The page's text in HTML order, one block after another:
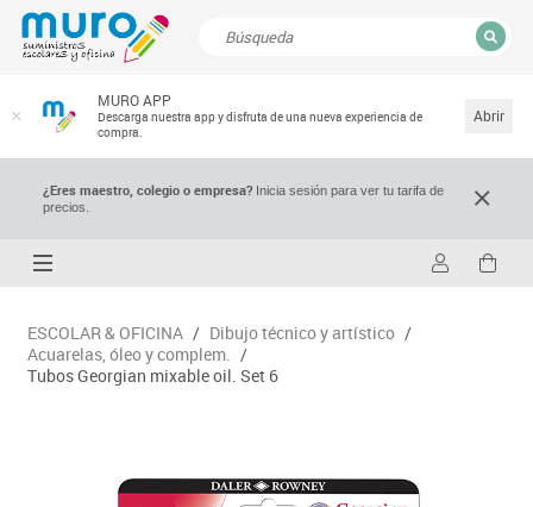
MURO APP
Descarga nuestra app y disfruta de una nueva experiencia de
compra.
Abrir
¿Eres maestro, colegio o empresa?Inicia sesión para ver tu tarifa de
precios.
ESCOLAR & OFICINA / Dibujo técnico y artístico /
Acuarelas, óleo y complem.
/
Tubos Georgian mixable oil. Set 6